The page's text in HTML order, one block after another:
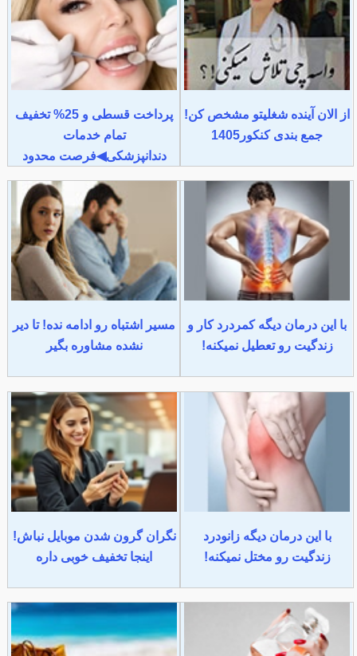
از الان آینده شغلیتو مشخص کن!
جمع بندی کنکور1405
پرداخت قسطی و 25% تخفیف
تمام خدمات
دندانپزشکی◀فرصت محدود
با این درمان دیگه کمردرد کار و
زندگیت رو تعطیل نمیکنه!
مسیر اشتباه رو ادامه نده! تا دیر
نشده مشاوره بگیر
با این درمان دیگه زانودرد
زندگیت رو مختل نمیکنه!
نگران گرون شدن موبایل نباش!
اینجا تخفیف خوبی داره